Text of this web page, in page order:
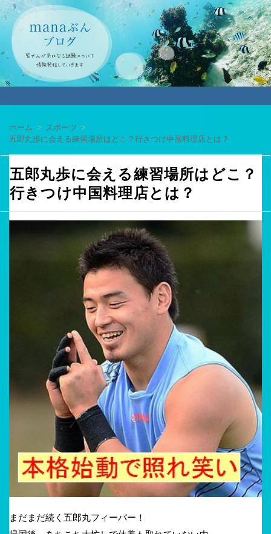
ホーム
スポーツ
五郎丸歩に会える練習場所はどこ？行きつけ中国料理店とは？
五郎丸歩に会える練習場所はどこ？
行きつけ中国料理店とは？
まだまだ続く五郎丸フィーバー！